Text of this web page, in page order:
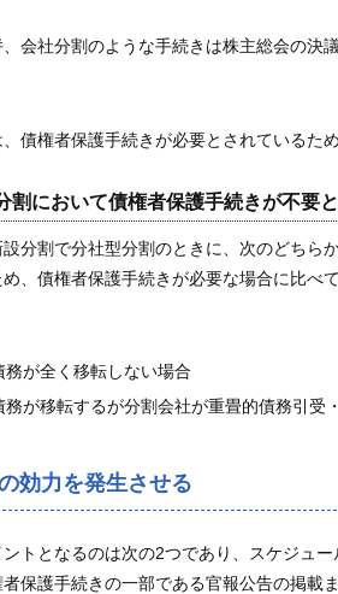
会社分割のような手続きは株主総会の決
債権者保護手続きが必要とされているため
割において債権者保護手続きが不要
分割で分社型分割のときに、次のどちら
、債権者保護手続きが必要な場合に比べ
が全く移転しない場合
務が移転するが分割会社が重畳的債務引受
効力を発生させる
トとなるのは次の2つであり、スケジュ
保護手続きの一部である官報公告の掲載